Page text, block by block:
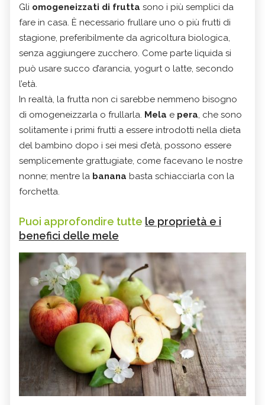
Gli omogeneizzati di frutta sono i più semplici da
fare in casa. È necessario frullare uno o più frutti di
stagione, preferibilmente da agricoltura biologica,
senza aggiungere zucchero. Come parte liquida si
può usare succo d’arancia, yogurt o latte, secondo
l’età.
In realtà, la frutta non ci sarebbe nemmeno bisogno
di omogeneizzarla o frullarla. Mela e pera, che sono
solitamente i primi frutti a essere introdotti nella dieta
del bambino dopo i sei mesi d’età, possono essere
semplicemente grattugiate, come facevano le nostre
nonne; mentre la banana basta schiacciarla con la
forchetta.
Puoi approfondire tutte le proprietà e i
benefici delle mele